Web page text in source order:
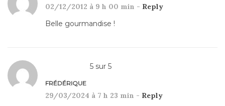
02/12/2012 à 9 h 00 min - Reply
Belle gourmandise !
5 sur 5
FRÉDÉRIQUE
29/03/2024 à 7 h 23 min - Reply